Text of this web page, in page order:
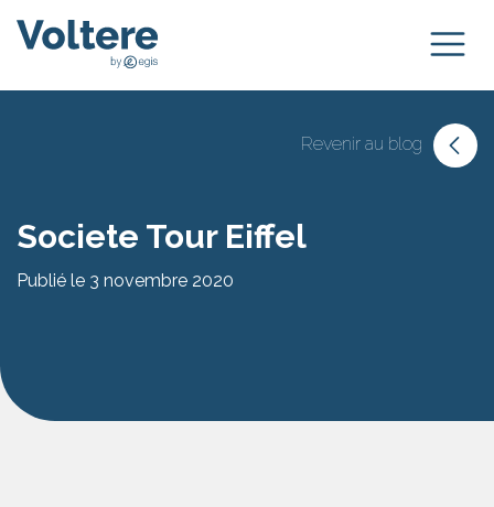
Revenir au blog
Societe Tour Eiffel
Publié le 3 novembre 2020